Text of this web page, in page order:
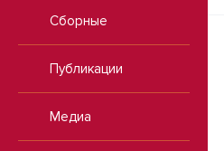
Сборные
Публикации
Медиа